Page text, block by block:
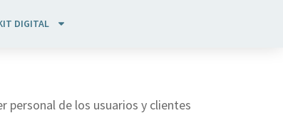
DIGITAL
de los usuarios y clientes